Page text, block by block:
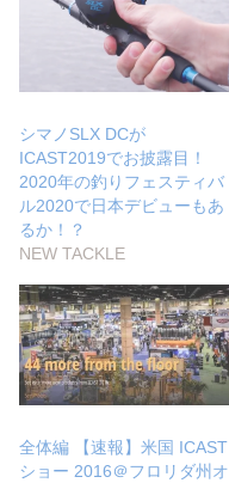
シマノSLX DCが
ICAST2019でお披露目！
2020年の釣りフェスティバ
ル2020で日本デビューもあ
るか！？
NEW TACKLE
全体編 【速報】米国 ICAST
ショー 2016＠フロリダ州オ